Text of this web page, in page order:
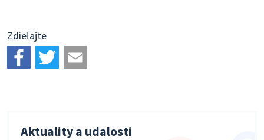
Zdieľajte
Aktuality a udalosti